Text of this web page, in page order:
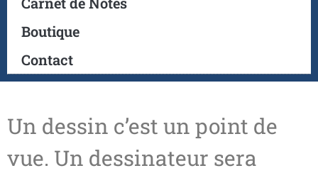
Boutique
Contact
Un dessin c’est un point de
vue. Un dessinateur sera